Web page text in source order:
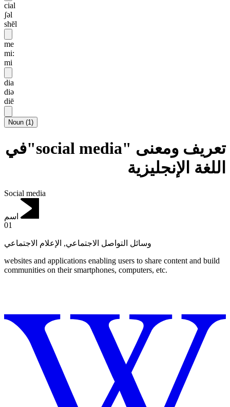
cial
ʃəl
shēl
me
mi:
mi
dia
diə
diē
Noun (1)
تعريف ومعنى "social media"في
اللغة الإنجليزية
Social media
اسم
01
وسائل التواصل الاجتماعي, الإعلام الاجتماعي
websites and applications enabling users to share content and build
communities on their smartphones, computers, etc.